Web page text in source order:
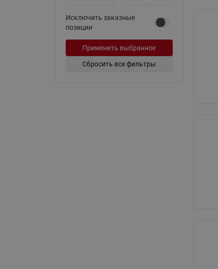
Исключить заказные
позиции
Применить выбранное
Сбросить все фильтры